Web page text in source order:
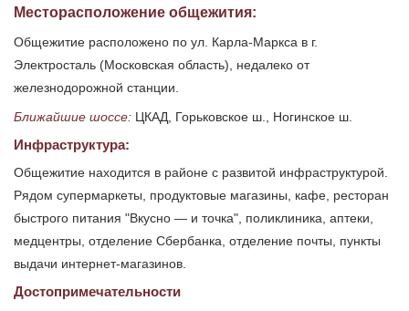
Месторасположение общежития:
Общежитие расположено по ул. Карла-Маркса в г.
Электросталь (Московская область), недалеко от
железнодорожной станции.
Ближайшие шоссе: ЦКАД, Горьковское ш., Ногинское ш.
Инфраструктура:
Общежитие находится в районе с развитой инфраструктурой.
Рядом супермаркеты, продуктовые магазины, кафе, ресторан
быстрого питания "Вкусно — и точка", поликлиника, аптеки,
медцентры, отделение Сбербанка, отделение почты, пункты
выдачи интернет-магазинов.
Достопримечательности